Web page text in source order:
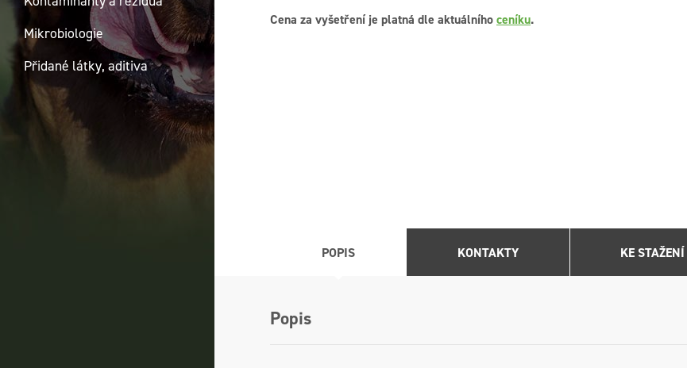
Cena za vyšetření je platná dle aktuálníhoceníku.
POPIS KONTAKTY KE STAŽENÍ
Popis
Mikrobiologie
Přidané látky, aditiva